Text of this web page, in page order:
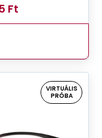
Ft
VIRTUÁLIS
PRÓBA